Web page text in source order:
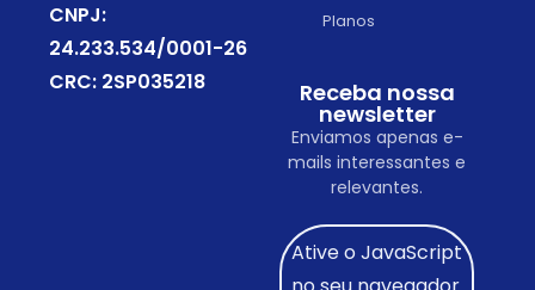
CNPJ:
24.233.534/0001-26
CRC: 2SP035218
Planos
Receba nossa
newsletter
Enviamos apenas e-
mails interessantes e
relevantes.
Ative o JavaScript